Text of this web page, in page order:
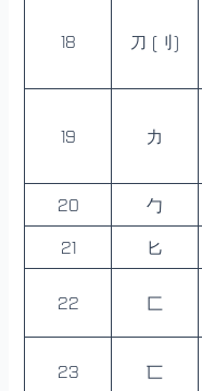
18 刀 (刂)
19 力
20
勹
21
匕
22 匚
23 匸